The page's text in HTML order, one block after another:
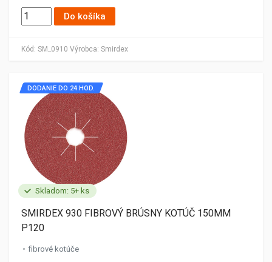
Kód: SM_0910 Výrobca: Smirdex
Do košíka
Skladom: 5+ ks
DODANIE DO 24 HOD.
SMIRDEX 930 FIBROVÝ BRÚSNY KOTÚČ 150MM
P120
fibrové kotúče